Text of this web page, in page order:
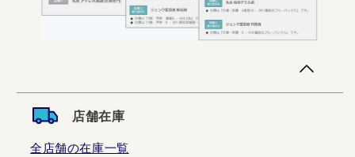
店舗在庫
全店舗の在庫一覧